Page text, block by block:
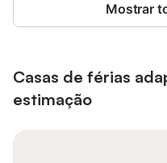
Mostrar
Casas de férias
estimação